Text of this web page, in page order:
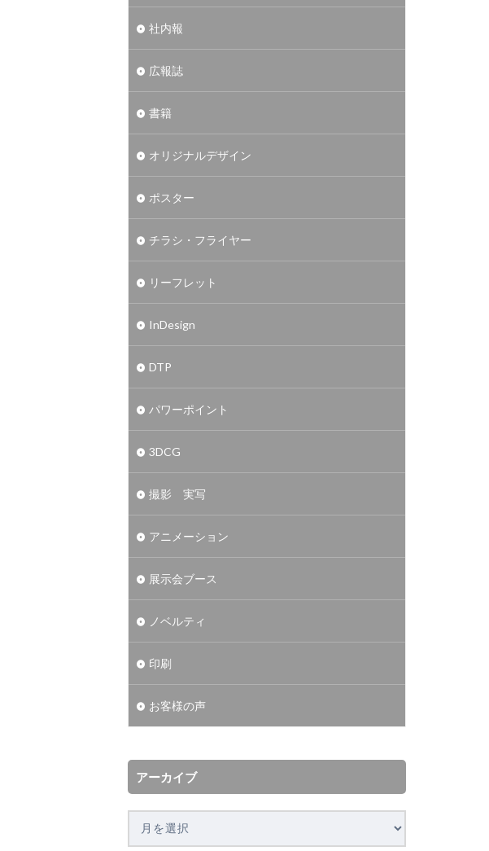
社内報
広報誌
書籍
オリジナルデザイン
ポスター
チラシ・フライヤー
リーフレット
InDesign
DTP
パワーポイント
3DCG
撮影 実写
アニメーション
展示会ブース
ノベルティ
印刷
お客様の声
アーカイブ